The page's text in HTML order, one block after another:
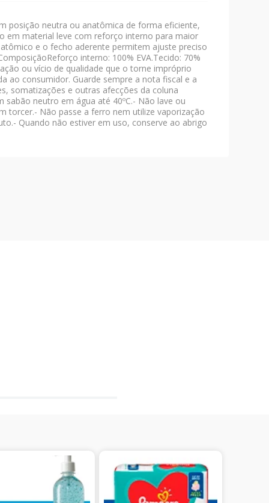
posição neutra ou anatômica de forma eficiente,
em material leve com reforço interno para maior
e o fecho aderente permitem ajuste preciso
interno: 100% EVA.Tecido: 70%
ou vício de qualidade que o torne impróprio
ao consumidor. Guarde sempre a nota fiscal e a
somatizações e outras afecções da coluna
neutro em água até 40ºC.- Não lave ou
torcer.- Não passe a ferro nem utilize vaporização
Quando não estiver em uso, conserve ao abrigo